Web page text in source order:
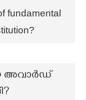
fundamental
അവാര്‍ഡ്‌